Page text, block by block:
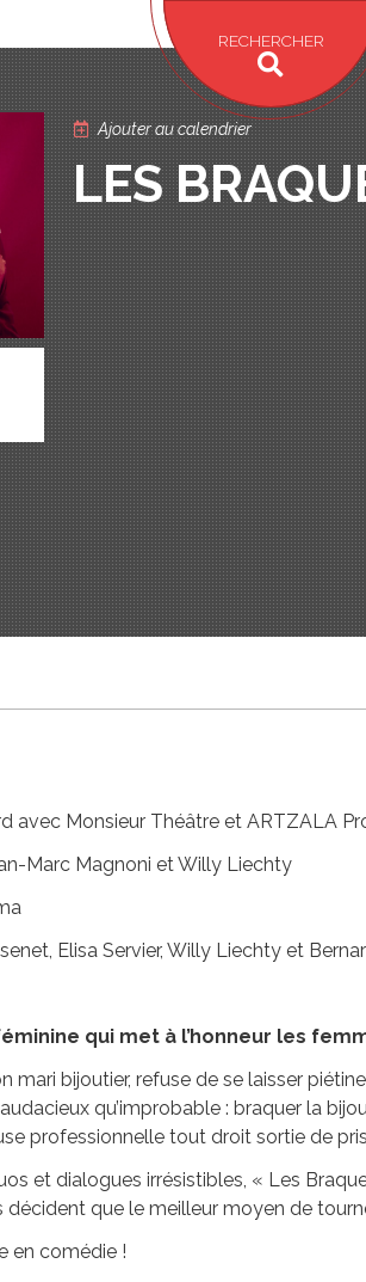
RECHERCHER
Ajouter au calendrier
LES
avec Monsieur Théâtre et ARTZALA
Marc Magnoni et Willy Liechty
Elisa Servier, Willy Liechty et
qui met à l’honneur les
mari bijoutier, refuse de se laisser
qu’improbable : braquer la
professionnelle tout droit sortie de
et dialogues irrésistibles, « Les
que le meilleur moyen de
en comédie !